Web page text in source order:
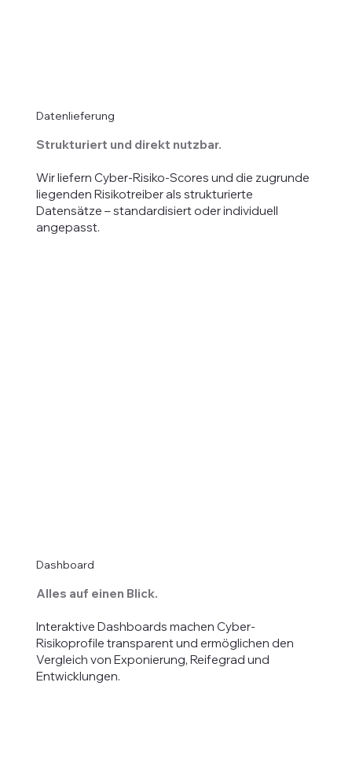
Datenlieferung
Strukturiert und direkt nutzbar.
Wir liefern Cyber-Risiko-Scores und die zugrunde
liegenden Risikotreiber als strukturierte
Datensätze – standardisiert oder individuell
angepasst.
Dashboard
Alles auf einen Blick.
Interaktive Dashboards machen Cyber-
Risikoprofile transparent und ermöglichen den
Vergleich von Exponierung, Reifegrad und
Entwicklungen.